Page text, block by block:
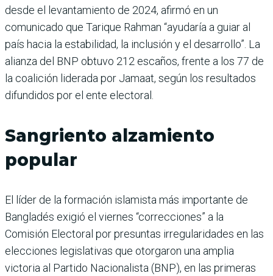
desde el levantamiento de 2024, afirmó en un
comunicado que Tarique Rahman “ayudaría a guiar al
país hacia la estabilidad, la inclusión y el desarrollo”. La
alianza del BNP obtuvo 212 escaños, frente a los 77 de
la coalición liderada por Jamaat, según los resultados
difundidos por el ente electoral.
Sangriento alzamiento
popular
El líder de la formación islamista más importante de
Bangladés exigió el viernes “correcciones” a la
Comisión Electoral por presuntas irregularidades en las
elecciones legislativas que otorgaron una amplia
victoria al Partido Nacionalista (BNP), en las primeras